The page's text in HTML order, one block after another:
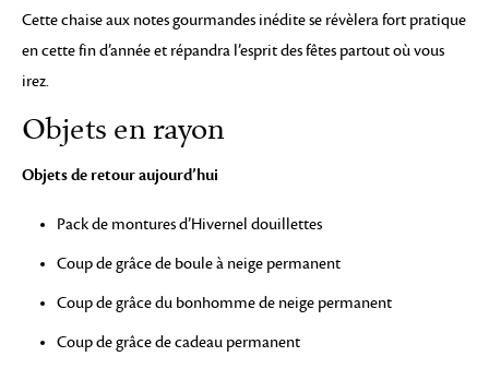
Cette chaise aux notes gourmandes inédite se révèlera fort pratique
en cette fin d’année et répandra l’esprit des fêtes partout où vous
irez.
Objets en rayon
Objets de retour aujourd’hui
Pack de montures d’Hivernel douillettes
Coup de grâce de boule à neige permanent
Coup de grâce du bonhomme de neige permanent
Coup de grâce de cadeau permanent